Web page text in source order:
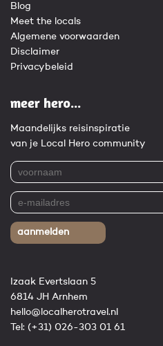
Blog
Meet the locals
Algemene voorwaarden
Disclaimer
Privacybeleid
meer hero...
Maandelijks reisinspiratie
van je Local Hero community
aanmelden
Izaak Evertslaan 5
6814 JH Arnhem
hello@localherotravel.nl
Tel: (+31) 026-303 01 61